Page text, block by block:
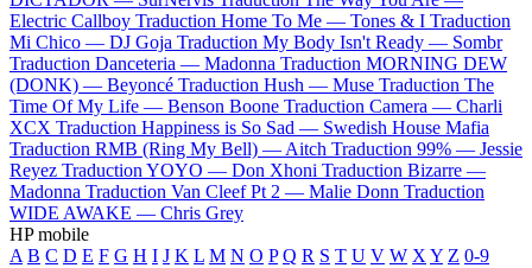
Electric Callboy Traduction Home To Me — Tones & I Traduction
Mi Chico — DJ Goja Traduction My Body Isn't Ready — Sombr
Traduction Danceteria — Madonna Traduction MORNING DEW
(DONK) — Beyoncé Traduction Hush — Muse Traduction The
Time Of My Life — Benson Boone Traduction Camera — Charli
XCX Traduction Happiness is So Sad — Swedish House Mafia
Traduction RMB (Ring My Bell) — Aitch Traduction 99% — Jessie
Reyez Traduction YOYO — Don Xhoni Traduction Bizarre —
Madonna Traduction Van Cleef Pt 2 — Malie Donn Traduction
WIDE AWAKE — Chris Grey
HP mobile
A B C D E F G H I J K L M N O P Q R S T U V W X Y Z 0-9